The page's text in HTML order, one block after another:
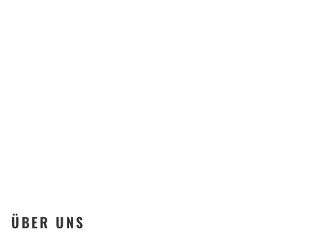
ÜBER UNS